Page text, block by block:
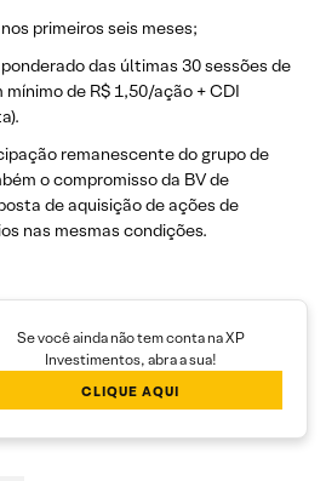
primeiros seis meses;
das últimas 30 sessões de
de R$ 1,50/ação + CDI
remanescente do grupo de
o compromisso da BV de
de aquisição de ações de
nas mesmas condições.
Se você ainda não tem conta na XP
Investimentos, abra a sua!
CLIQUE AQUI